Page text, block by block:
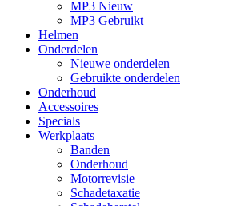
MP3 Nieuw
MP3 Gebruikt
Helmen
Onderdelen
Nieuwe onderdelen
Gebruikte onderdelen
Onderhoud
Accessoires
Specials
Werkplaats
Banden
Onderhoud
Motorrevisie
Schadetaxatie